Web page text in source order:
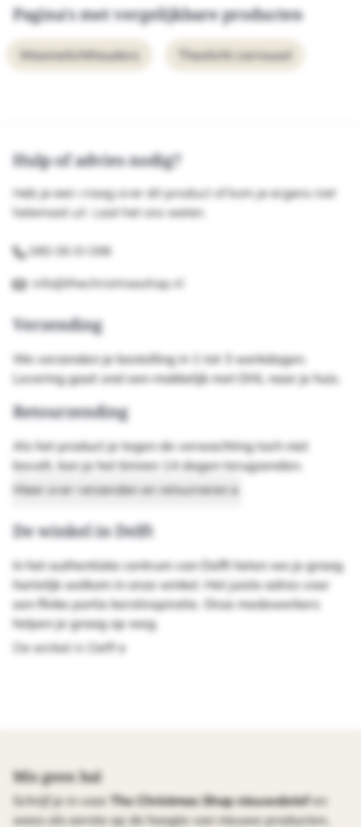
Pagina's met vergelijkbare producten
Waxinelichthouders Theelicht carrousel
Hulp of advies nodig?
Heb je een vraag over dit product of kom je ergens niet
helemaal uit. Laat het ons weten.
info@thechristmasshop.nl
Verzending
We verzenden je bestelling in 1 tot 3 werkdagen.
Levering gaat snel een makkelijk met DHL naar je huis.
Retourzending
Als het product je tegen de verwachting toch niet
bevalt, kan je het binnen 14 dagen terugzenden.
Meer over verzenden en retourneren
De winkel in Delft
In het authentieke centrum van Delft heten we je graag
hartelijk welkom in onze winkel. Het juiste adres voor
een flinke portie kerstinspiratie. Onze medewerkers
helpen je graag op weg.
De winkel in Delft
Mis geen bal
Schrijf je in voor The Christmas Shop nieuwsbriefen
wees als eerste op de hoogte van nieuwe producten,